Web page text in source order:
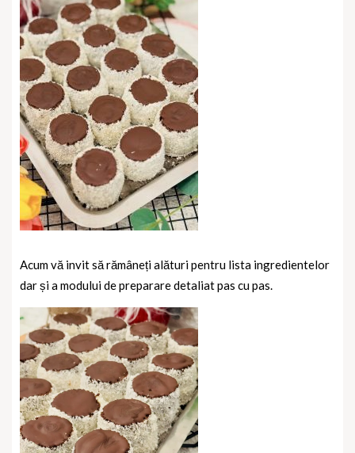
Acum vă invit să rămâneți alături pentru lista ingredientelor
dar și a modului de preparare detaliat pas cu pas.